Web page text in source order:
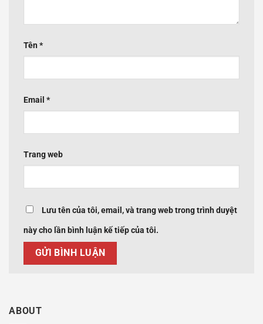
Tên *
Email *
Trang web
Lưu tên của tôi, email, và trang web trong trình duyệt
này cho lần bình luận kế tiếp của tôi.
ABOUT